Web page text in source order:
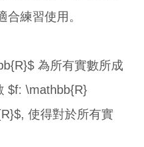
練習使用。
為所有實數所成
$f: \mathbb{R}
使得對於所有實